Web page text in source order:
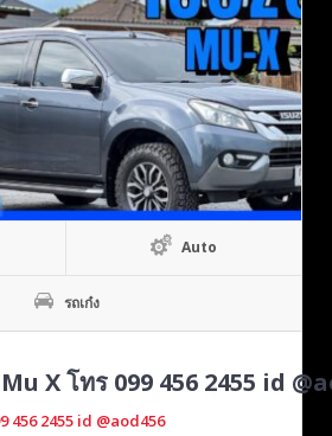
Auto
รถเก๋ง
X โทร 099 456 2455 id
456 2455 id @aod456